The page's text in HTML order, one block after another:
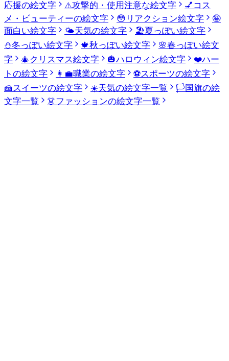
応援の絵文字
⚠️攻撃的・使用注意な絵文字 💅 コス
メ・ビューティーの絵文字
😳 リアクション絵文字
🤪
面白い絵文字
🌤️天気の絵文字 🏖️夏っぽい絵文字
⛄冬っぽい絵文字 🍁秋っぽい絵文字 🌸春っぽい絵文
字
🎄 クリスマス絵文字 🎃ハロウィン絵文字 ❤️ハー
トの絵文字
👩‍💼職業の絵文字 ⚽スポーツの絵文字
🍰スイーツの絵文字 ☀️天気の絵文字一覧 🏳️国旗の絵
文字一覧
👗ファッションの絵文字一覧